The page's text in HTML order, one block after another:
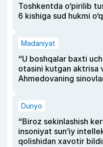
Toshkentda o‘pirilib
6 kishiga sud hukmi
Madaniyat
“U boshqalar baxti
otasini kutgan aktrisa
Ahmedovaning
Dunyo
“Biroz sekinlashish
insoniyat sun’iy
qolishidan xavotir